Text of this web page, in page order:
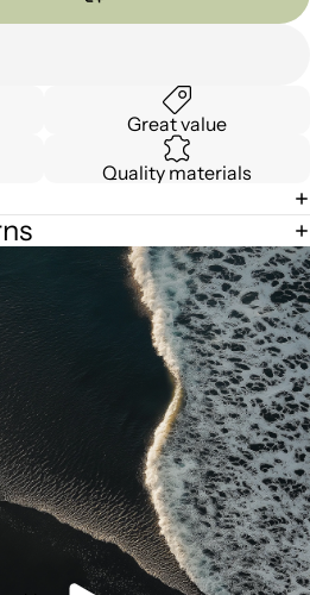
Great value
Quality materials